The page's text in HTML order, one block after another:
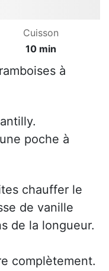
Cuisson
10 min
à
poche à
chauffer le
de vanille
de la longueur.
complètement.